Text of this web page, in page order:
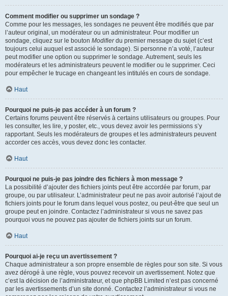
Comment modifier ou supprimer un sondage ?
Comme pour les messages, les sondages ne peuvent être modifiés que par
l’auteur original, un modérateur ou un administrateur. Pour modifier un
sondage, cliquez sur le bouton Modifierdu premier message du sujet (c’est
toujours celui auquel est associé le sondage). Si personne n’a voté, l’auteur
peut modifier une option ou supprimer le sondage. Autrement, seuls les
modérateurs et les administrateurs peuvent le modifier ou le supprimer. Ceci
pour empêcher le trucage en changeant les intitulés en cours de sondage.
Haut
Pourquoi ne puis-je pas accéder à un forum ?
Certains forums peuvent être réservés à certains utilisateurs ou groupes. Pour
les consulter, les lire, y poster, etc., vous devez avoir les permissions s’y
rapportant. Seuls les modérateurs de groupes et les administrateurs peuvent
accorder ces accès, vous devez donc les contacter.
Haut
Pourquoi ne puis-je pas joindre des fichiers à mon message ?
La possibilité d’ajouter des fichiers joints peut être accordée par forum, par
groupe, ou par utilisateur. L’administrateur peut ne pas avoir autorisé l’ajout de
fichiers joints pour le forum dans lequel vous postez, ou peut-être que seul un
groupe peut en joindre. Contactez l’administrateur si vous ne savez pas
pourquoi vous ne pouvez pas ajouter de fichiers joints sur un forum.
Haut
Pourquoi ai-je reçu un avertissement ?
Chaque administrateur a son propre ensemble de règles pour son site. Si vous
avez dérogé à une règle, vous pouvez recevoir un avertissement. Notez que
c’est la décision de l’administrateur, et que phpBB Limited n’est pas concerné
par les avertissements d’un site donné. Contactez l’administrateur si vous ne